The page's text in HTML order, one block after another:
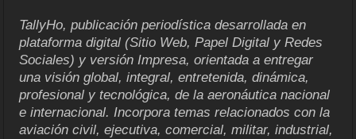
TallyHo, publicación periodística desarrollada en
plataforma digital (Sitio Web, Papel Digital y Redes
Sociales) y versión Impresa, orientada a entregar
una visión global, integral, entretenida, dinámica,
profesional y tecnológica, de la aeronáutica nacional
e internacional. Incorpora temas relacionados con la
aviación civil, ejecutiva, comercial, militar, industrial,